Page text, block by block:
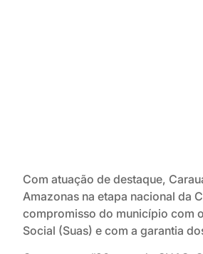
Com atuação de destaque,
Amazonas na etapa nacional da
compromisso do município com
Social (Suas) e com a garantia